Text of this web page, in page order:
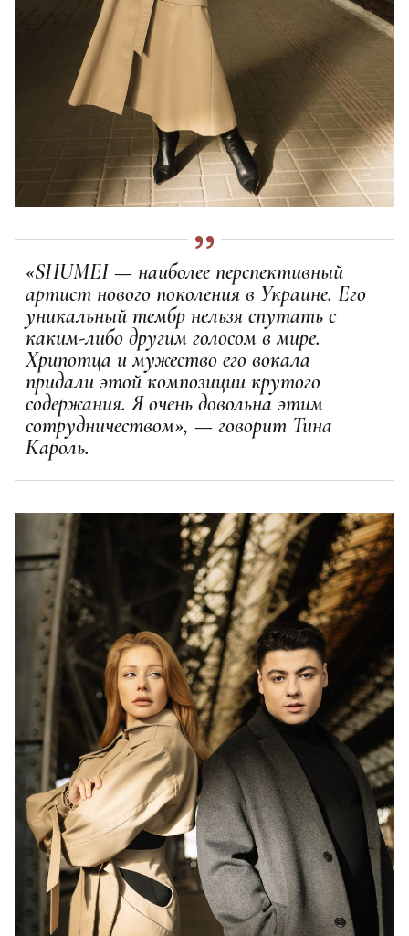
«SHUMEI — наиболее перспективный
артист нового поколения в Украине. Его
уникальный тембр нельзя спутать с
каким-либо другим голосом в мире.
Хрипотца и мужество его вокала
придали этой композиции крутого
содержания. Я очень довольна этим
сотрудничеством», — говорит Тина
Кароль.